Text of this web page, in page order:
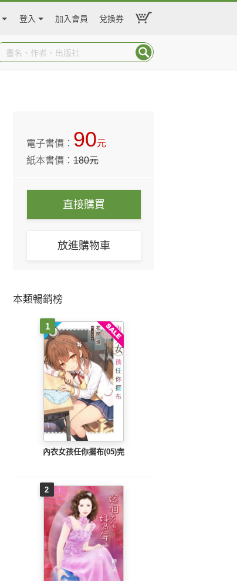
登入 加入會員 兌換券
電子書價： 90元
紙本書價：180元
直接購買
放進購物車
本類暢銷榜
1
內衣女孩任你擺布(05)完
2